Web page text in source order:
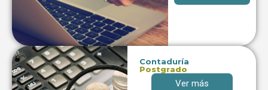
Contaduría
Postgrado
Ver más